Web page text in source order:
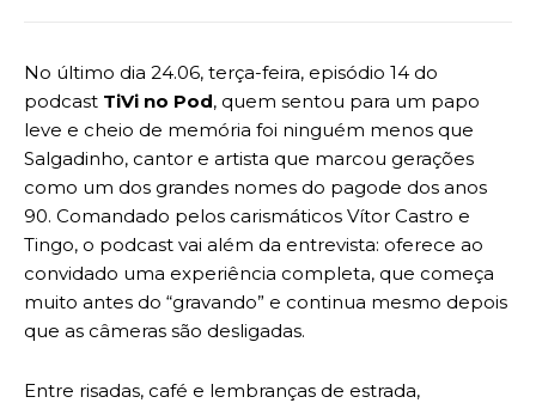
No último dia 24.06, terça-feira, episódio 14 do
podcast TiVi no Pod, quem sentou para um papo
leve e cheio de memória foi ninguém menos que
Salgadinho, cantor e artista que marcou gerações
como um dos grandes nomes do pagode dos anos
90. Comandado pelos carismáticos Vítor Castro e
Tingo, o podcast vai além da entrevista: oferece ao
convidado uma experiência completa, que começa
muito antes do “gravando” e continua mesmo depois
que as câmeras são desligadas.
Entre risadas, café e lembranças de estrada,